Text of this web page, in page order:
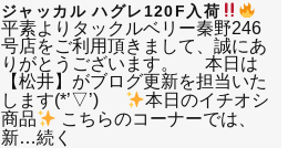
ジャッカル ハグレ120F入荷
平素よりタックルベリー秦野246
号店をご利用頂きまして、誠にあ
りがとうございます。 本日は
【松井】がブログ更新を担当いた
します(*’▽’)
本日のイチオシ
商品
こちらのコーナーでは、
新…続く